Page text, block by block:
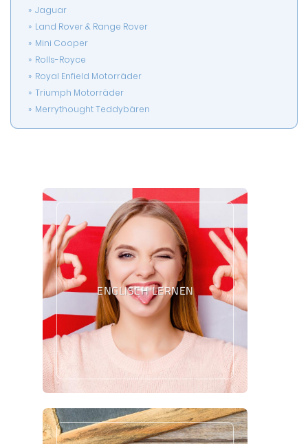
Jaguar
Land Rover & Range Rover
Mini Cooper
Rolls-Royce
Royal Enfield Motorräder
Triumph Motorräder
Merrythought Teddybären
ENGLISCH LERNEN